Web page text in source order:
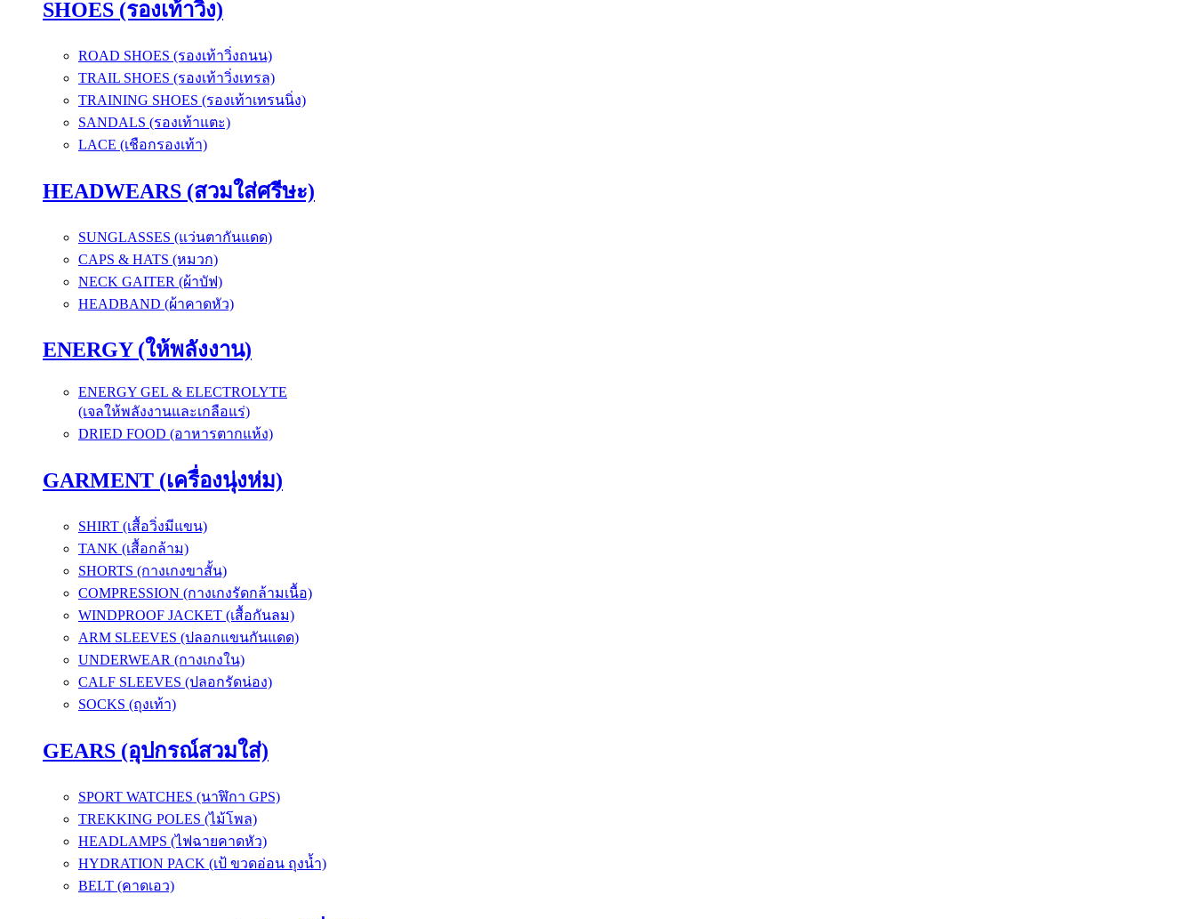
SHOES (รองเท้าวิ่ง)
ROAD SHOES (รองเท้าวิ่งถนน)
TRAIL SHOES (รองเท้าวิ่งเทรล)
TRAINING SHOES (รองเท้าเทรนนิ่ง)
SANDALS (รองเท้าแตะ)
LACE (เชือกรองเท้า)
HEADWEARS (สวมใส่ศรีษะ)
SUNGLASSES (แว่นตากันแดด)
CAPS & HATS (หมวก)
NECK GAITER (ผ้าบัฟ)
HEADBAND (ผ้าคาดหัว)
ENERGY (ให้พลังงาน)
ENERGY GEL & ELECTROLYTE
(เจลให้พลังงานและเกลือแร่)
DRIED FOOD (อาหารตากแห้ง)
GARMENT (เครื่องนุ่งห่ม)
SHIRT (เสื้อวิ่งมีแขน)
TANK (เสื้อกล้าม)
SHORTS (กางเกงขาสั้น)
COMPRESSION (กางเกงรัดกล้ามเนื้อ)
WINDPROOF JACKET (เสื้อกันลม)
ARM SLEEVES (ปลอกแขนกันแดด)
UNDERWEAR (กางเกงใน)
CALF SLEEVES (ปลอกรัดน่อง)
SOCKS (ถุงเท้า)
GEARS (อุปกรณ์สวมใส่)
SPORT WATCHES (นาฬิกา GPS)
TREKKING POLES (ไม้โพล)
HEADLAMPS (ไฟฉายคาดหัว)
HYDRATION PACK (เป้ ขวดอ่อน ถุงน้ำ)
BELT (คาดเอว)